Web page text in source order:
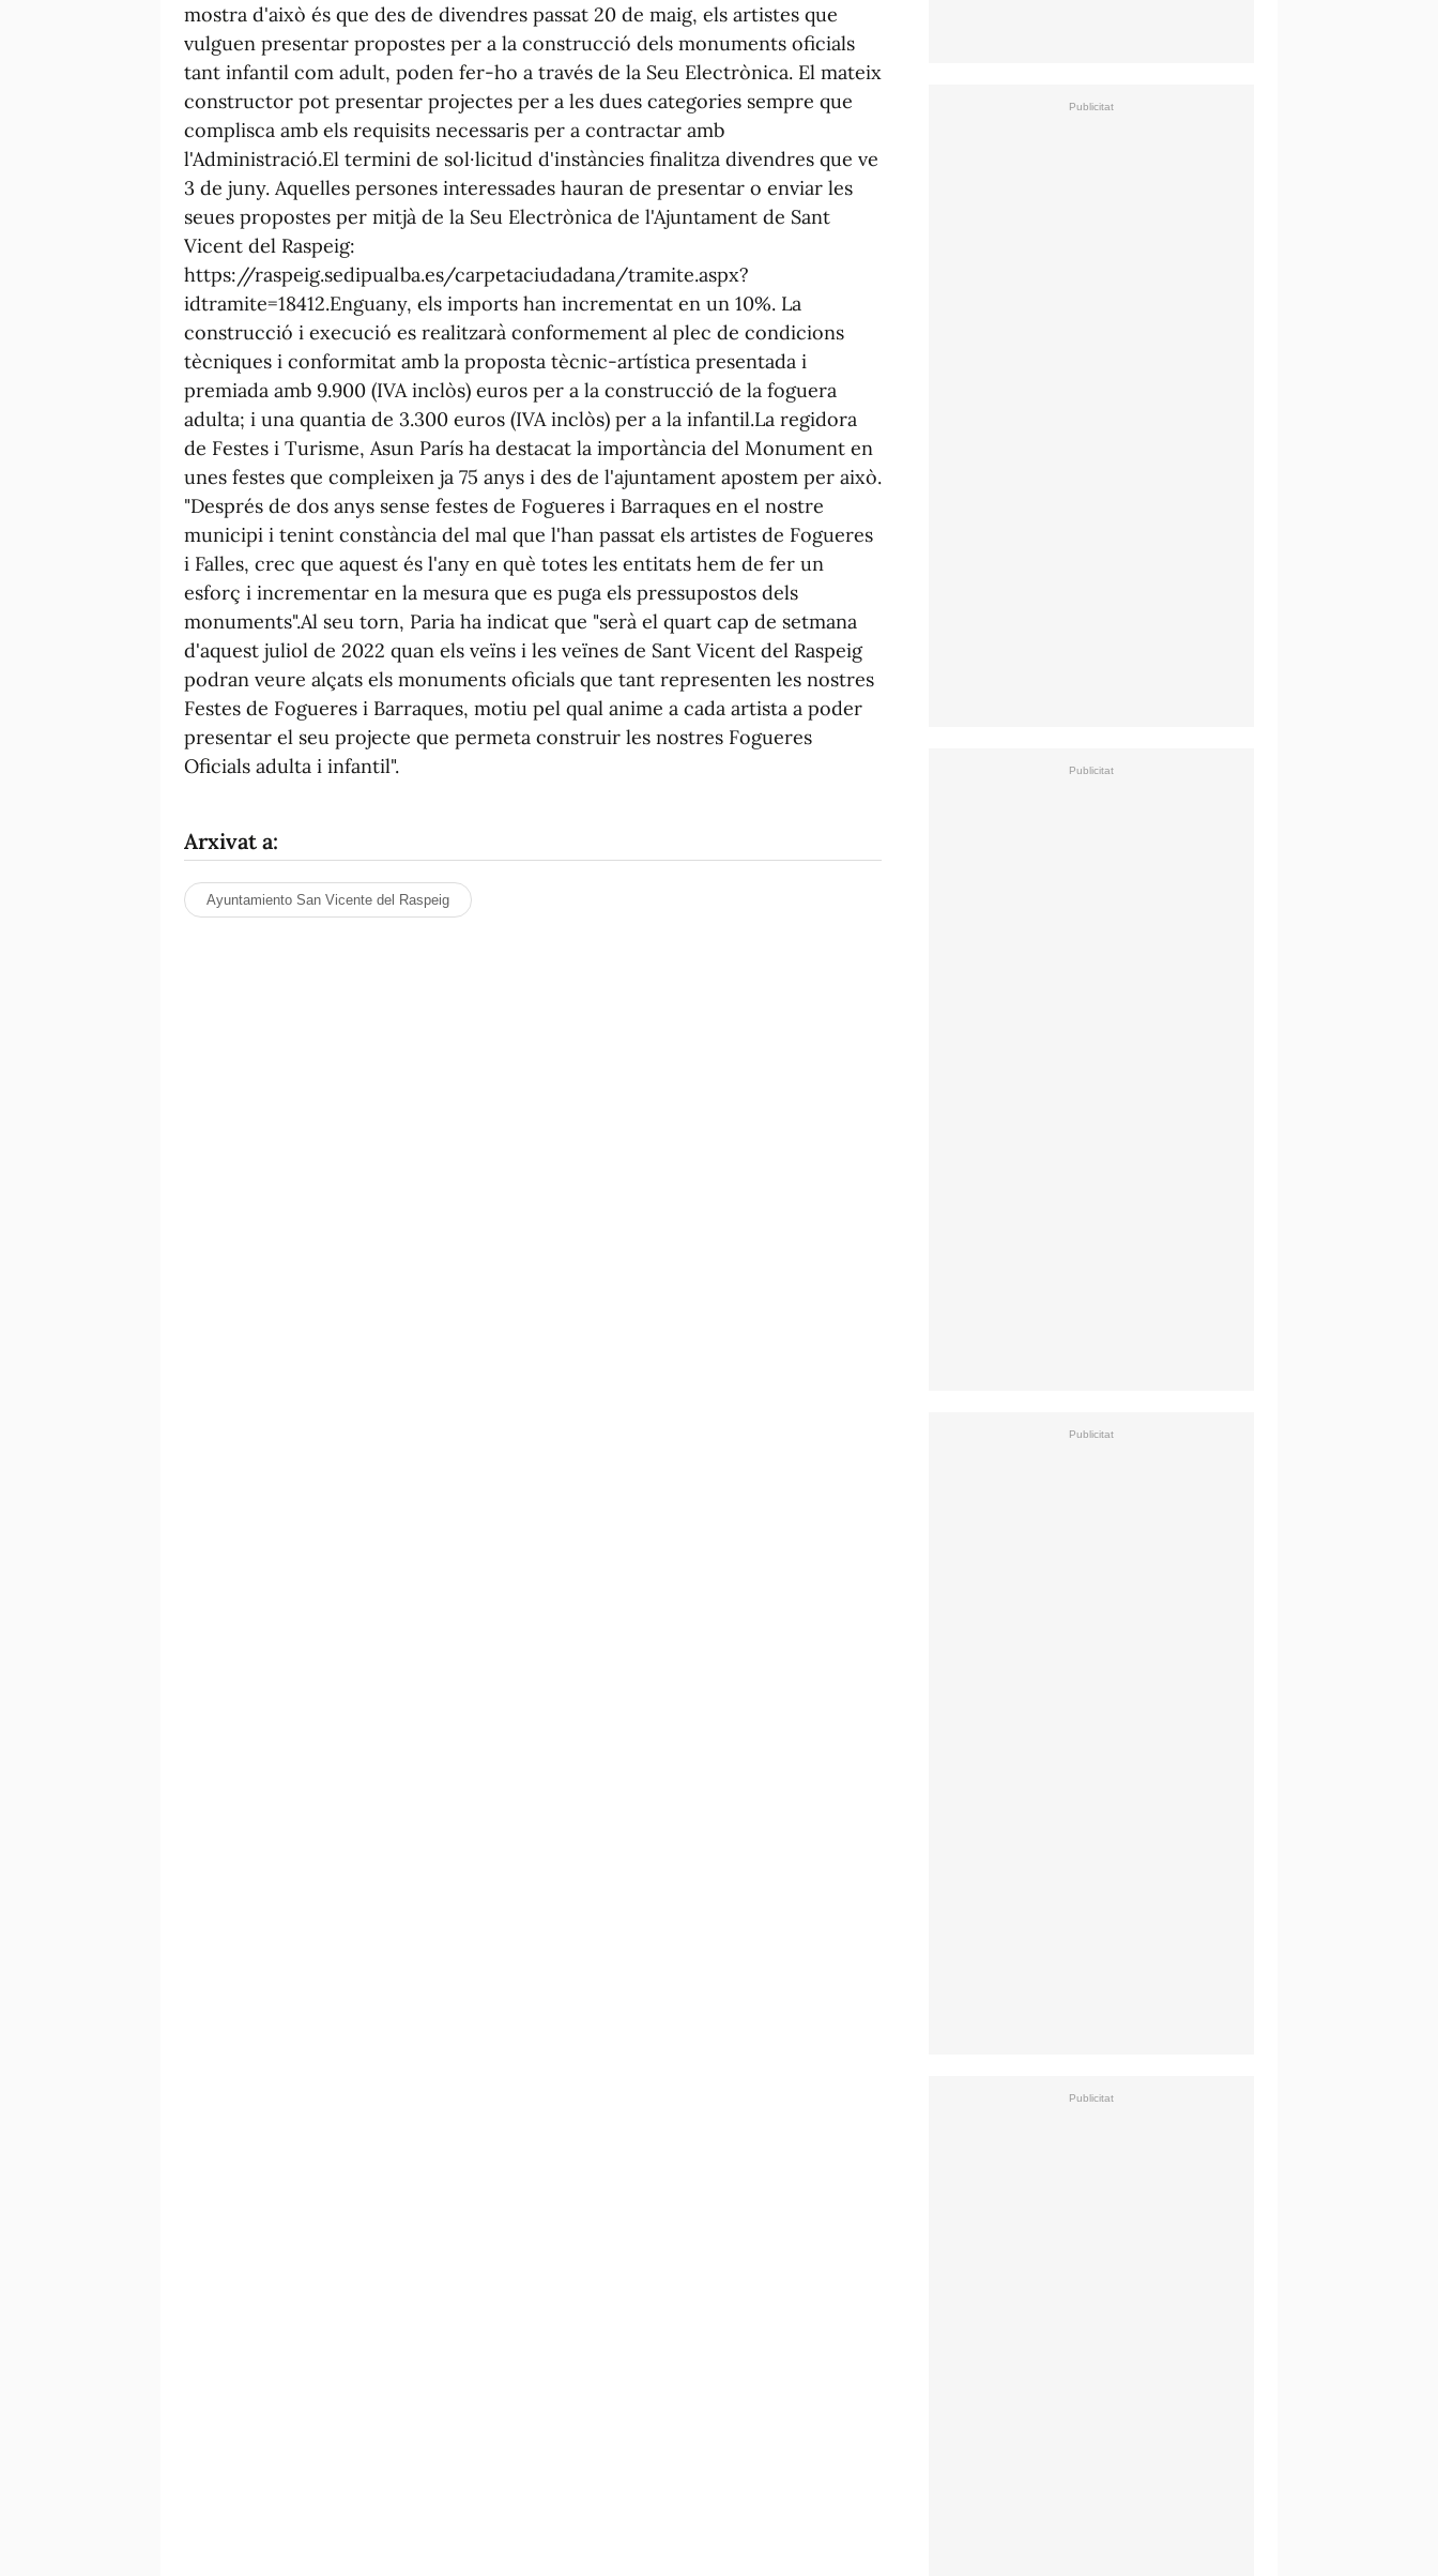
mostra d'això és que des de divendres passat 20 de maig, els artistes que
vulguen presentar propostes per a la construcció dels monuments oficials
tant infantil com adult, poden fer-ho a través de la Seu Electrònica. El mateix
constructor pot presentar projectes per a les dues categories sempre que
complisca amb els requisits necessaris per a contractar amb
l'Administració.El termini de sol·licitud d'instàncies finalitza divendres que ve
3 de juny. Aquelles persones interessades hauran de presentar o enviar les
seues propostes per mitjà de la Seu Electrònica de l'Ajuntament de Sant
Vicent del Raspeig:
https://raspeig.sedipualba.es/carpetaciudadana/tramite.aspx?
idtramite=18412.Enguany, els imports han incrementat en un 10%. La
construcció i execució es realitzarà conformement al plec de condicions
tècniques i conformitat amb la proposta tècnic-artística presentada i
premiada amb 9.900 (IVA inclòs) euros per a la construcció de la foguera
adulta; i una quantia de 3.300 euros (IVA inclòs) per a la infantil.La regidora
de Festes i Turisme, Asun París ha destacat la importància del Monument en
unes festes que compleixen ja 75 anys i des de l'ajuntament apostem per això.
"Després de dos anys sense festes de Fogueres i Barraques en el nostre
municipi i tenint constància del mal que l'han passat els artistes de Fogueres
i Falles, crec que aquest és l'any en què totes les entitats hem de fer un
esforç i incrementar en la mesura que es puga els pressupostos dels
monuments".Al seu torn, Paria ha indicat que "serà el quart cap de setmana
d'aquest juliol de 2022 quan els veïns i les veïnes de Sant Vicent del Raspeig
podran veure alçats els monuments oficials que tant representen les nostres
Festes de Fogueres i Barraques, motiu pel qual anime a cada artista a poder
presentar el seu projecte que permeta construir les nostres Fogueres
Oficials adulta i infantil".
Arxivat a:
Ayuntamiento San Vicente del Raspeig